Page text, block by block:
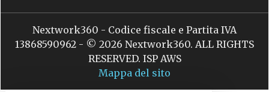
Nextwork360 - Codice fiscale e Partita IVA
13868590962 - © 2026 Nextwork360. ALL RIGHTS
RESERVED. ISP AWS
Mappa del sito